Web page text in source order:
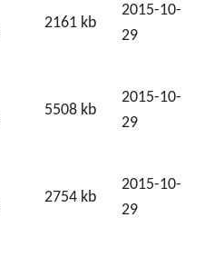
2161 kb
2015-10-
29
5508 kb
2015-10-
29
2754 kb
2015-10-
29